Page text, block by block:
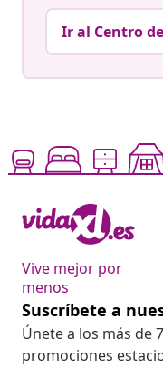
Ir al Centro
Vive mejor por
menos
Suscríbete a
Únete a los más de
promociones